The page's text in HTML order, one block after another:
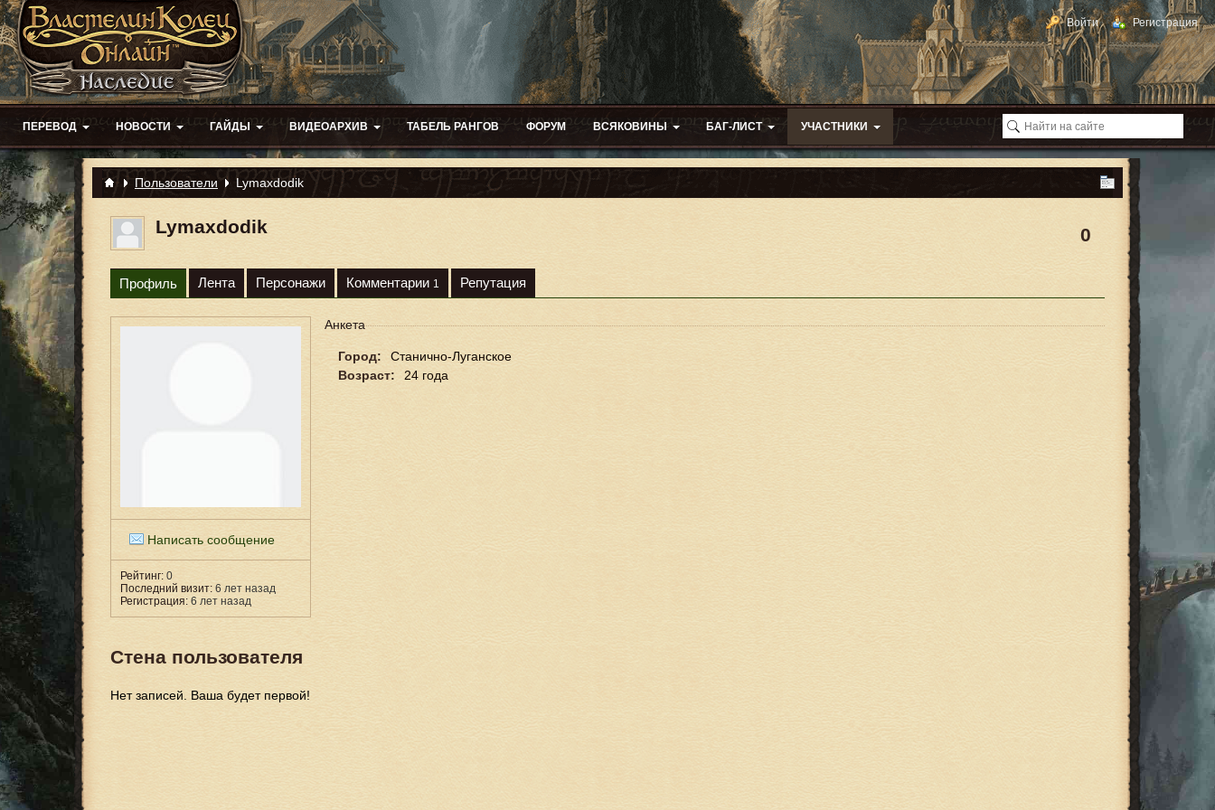
Войти Регистрация
ПЕРЕВОД НОВОСТИ ГАЙДЫ ВИДЕОАРХИВ ТАБЕЛЬ РАНГОВ ФОРУМ ВСЯКОВИНЫ БАГ-ЛИСТ УЧАСТНИКИ
Пользователи Lymaxdodik
0
Lymaxdodik
Профиль Лента Персонажи Комментарии 1 Репутация
Написать сообщение
Рейтинг: 0
Последний визит: 6 лет назад
Регистрация: 6 лет назад
Анкета
Город:
Станично-Луганское
Возраст:
24 года
Стена пользователя
Нет записей. Ваша будет первой!